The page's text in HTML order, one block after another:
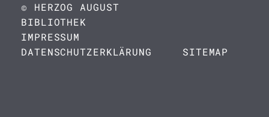
© HERZOG AUGUST
BIBLIOTHEK
IMPRESSUM
DATENSCHUTZERKLÄRUNG
SITEMAP